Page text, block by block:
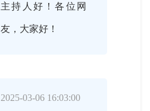
主持人好！各位网
友，大家好！
2025-03-06 16:03:00